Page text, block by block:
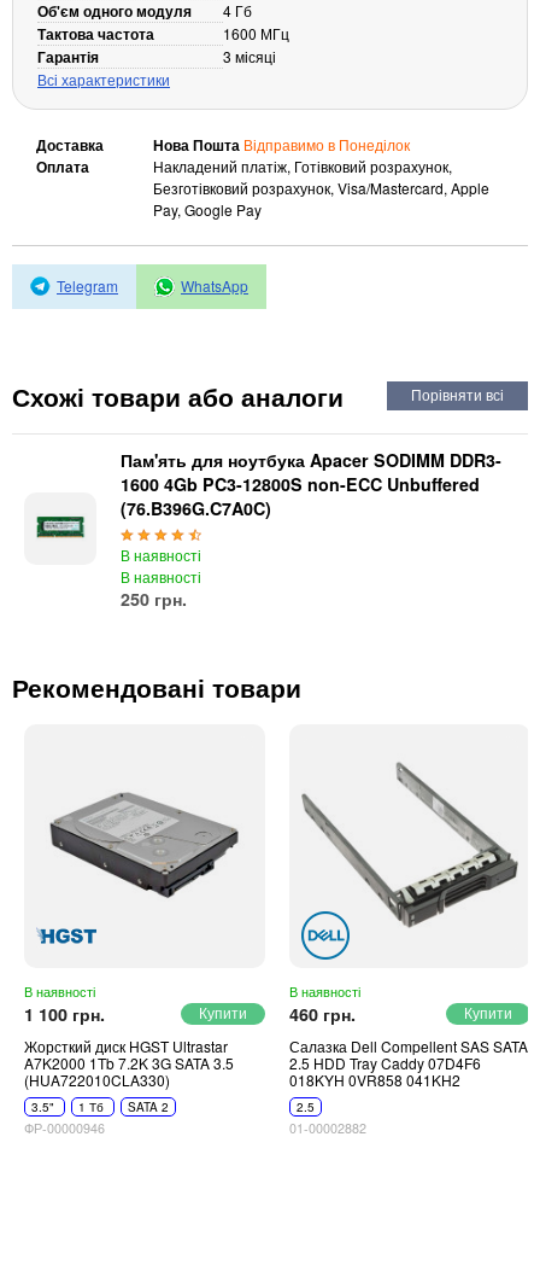
Клавіатури, миші, комплекти
Відеоспостереження
IP-камери
Автономне живлення
Автоматичні вимикачі
Акумулятори для ДБЖ
Об'єм одного модуля 4 Гб
Тактова частота 1600 МГц
Гарантія
3 місяці
Всі характеристики
Доставка Нова Пошта Відправимо в Понеділок
Оплата
Накладений платіж, Готівковий розрахунок,
Безготівковий розрахунок, Visa/Mastercard, Apple
Pay, Google Pay
Telegram WhatsApp
Схожі товари або аналоги
Пам'ять для ноутбука Apacer SODIMM DDR3-
1600 4Gb PC3-12800S non-ECC Unbuffered
(76.B396G.C7A0C)
В наявності
В наявності
250 грн.
Рекомендовані товари
В наявності
1 100 грн.
Жорсткий диск HGST Ultrastar
A7K2000 1Tb 7.2K 3G SATA 3.5
(HUA722010CLA330)
3.5" 1 Тб SATA 2
ФР-00000946
В наявності
460 грн.
Салазка Dell Compellent SAS SATA
2.5 HDD Tray Caddy 07D4F6
018KYH 0VR858 041KH2
2.5
01-00002882